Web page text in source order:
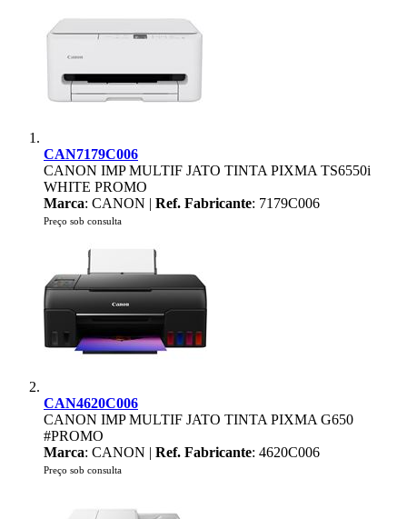
CAN7179C006
CANON IMP MULTIF JATO TINTA PIXMA TS6550i
WHITE PROMO
Marca: CANON | Ref. Fabricante: 7179C006
Preço sob consulta
CAN4620C006
CANON IMP MULTIF JATO TINTA PIXMA G650
#PROMO
Marca: CANON | Ref. Fabricante: 4620C006
Preço sob consulta